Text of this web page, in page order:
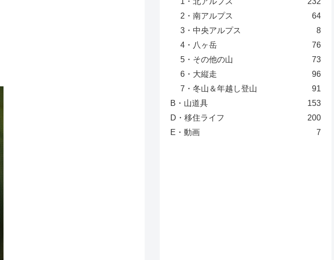
2・南アルプス
64
3・中央アルプス
8
4・八ヶ岳
76
5・その他の山
73
6・大縦走
96
7・冬山＆年越し登山
91
B・山道具
153
D・移住ライフ
200
E・動画
7